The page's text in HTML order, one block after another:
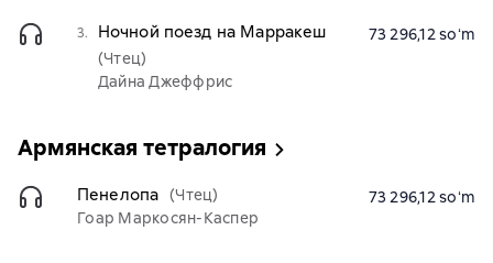
3. Ночной поезд на Марракеш
(Чтец)
Дайна Джеффрис
73 296,12 soʻm
Армянская тетралогия
Пенелопа (Чтец)
Гоар Маркосян-Каспер
73 296,12 soʻm